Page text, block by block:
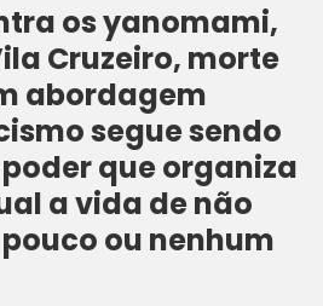
os yanomami,
Cruzeiro, morte
abordagem
segue sendo
que organiza
a vida de não
ou nenhum